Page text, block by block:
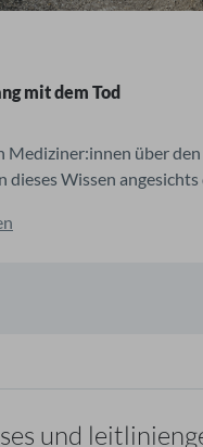
mit dem Tod
Mediziner:innen über den
dieses Wissen angesichts
Svenja Ludwig belegte
und